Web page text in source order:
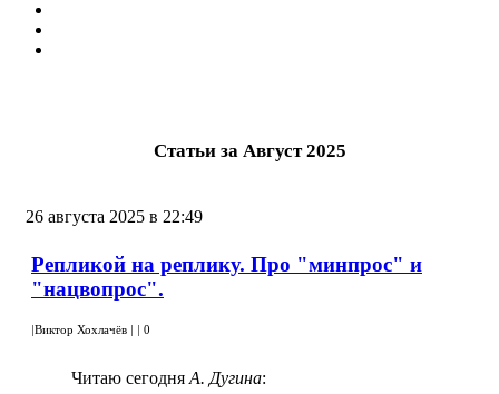
Статьи за Август 2025
26 августа 2025 в 22:49
Репликой на реплику. Про "минпрос" и
"нацвопрос".
|Виктор Хохлачёв | | 0
Читаю сегодня А. Дугина: